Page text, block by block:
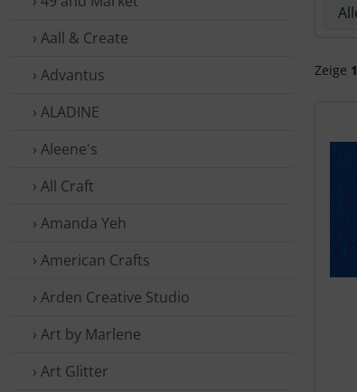
› Aall & Create
› Advantus
› ALADINE
› Aleene's
› All Craft
› Amanda Yeh
› American Crafts
› Arden Creative Studio
› Art by Marlene
› Art Glitter
Zeige 1